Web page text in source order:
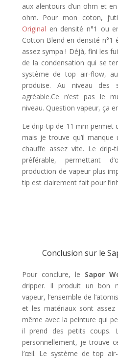
aux alentours d’un ohm et
ohm. Pour mon coton,
Original en densité n°1 ou
Cotton Blend en densité n°1
assez sympa ! Déjà, fini les
de la condensation qui se
système de top air-flow,
produise. Au niveau des
agréable.Ce n’est pas le
niveau. Question vapeur, ça
Le drip-tip de 11 mm permet
mais je trouve qu’il
chauffe assez vite. Le
préférable, permettant
production de vapeur plus
tip est clairement fait pour
Conclusion sur le
Pour conclure, le Sapor
dripper. Il produit un bon
vapeur, l’ensemble de
et les matériaux sont
même avec la peinture qui
il prend des petits coups.
personnellement, je trouve
l’œil. Le système de top